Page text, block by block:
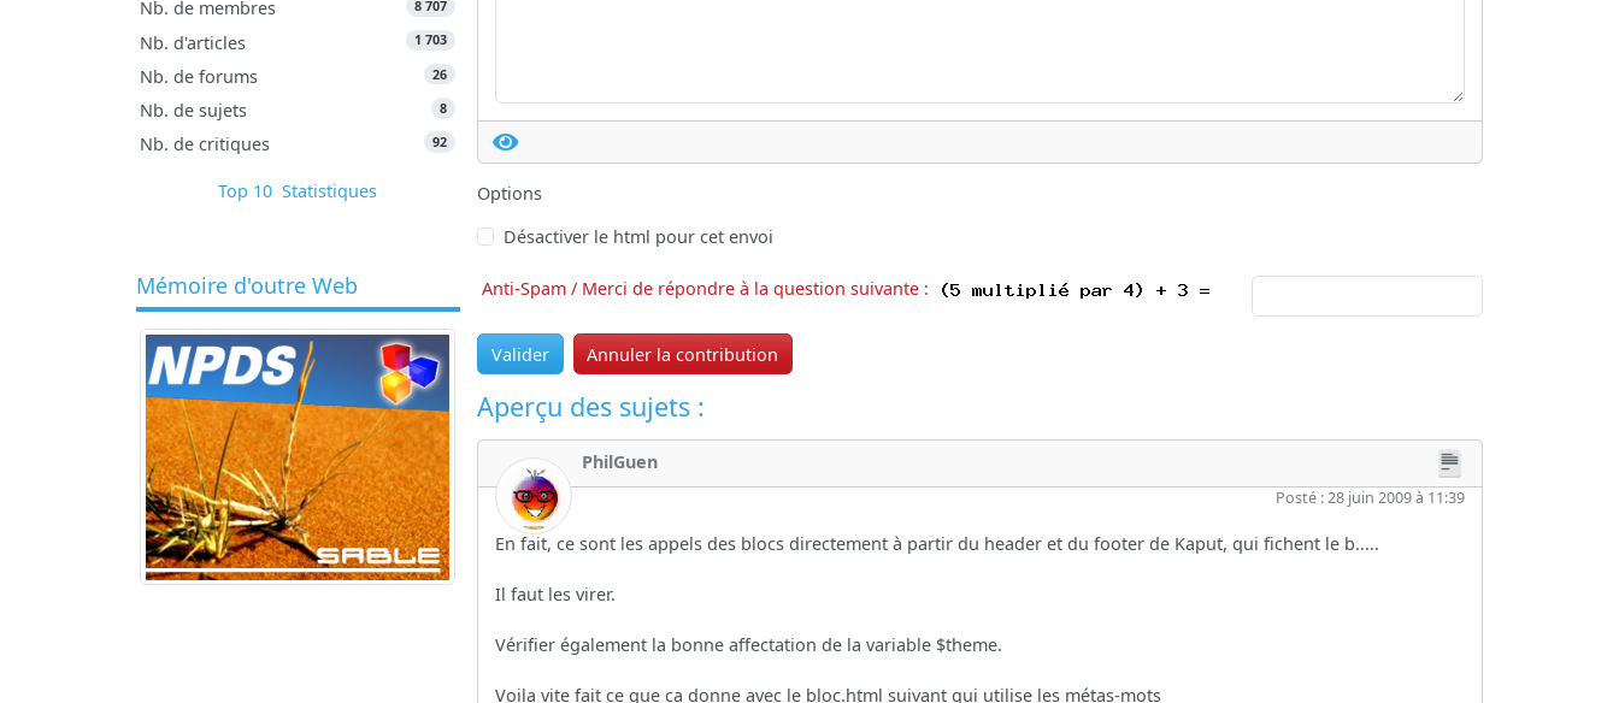
Nb. de membres 8 707
Nb. d'articles 1 703
Nb. de forums 26
Nb. de sujets 8
Nb. de critiques 92
Top 10 Statistiques
Mémoire d'outre Web
Options
Désactiver le html pour cet envoi
Anti-Spam / Merci de répondre à la question suivante :
Valider Annuler la contribution
Aperçu des sujets :
PhilGuen
Posté : 28 juin 2009 à 11:39
En fait, ce sont les appels des blocs directement à partir du header et du footer de Kaput, qui fichent le b.....
Il faut les virer.
Vérifier également la bonne affectation de la variable $theme.
Voila vite fait ce que ca donne avec le bloc.html suivant qui utilise les métas-mots